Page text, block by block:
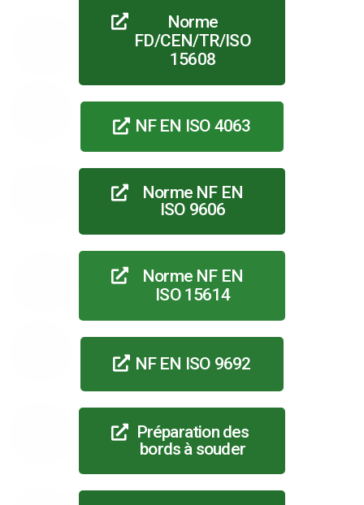
Norme
FD/CEN/TR/ISO
15608
NF EN ISO 4063
Norme NF EN
ISO 9606
Norme NF EN
ISO 15614
NF EN ISO 9692
Préparation des
bords à souder